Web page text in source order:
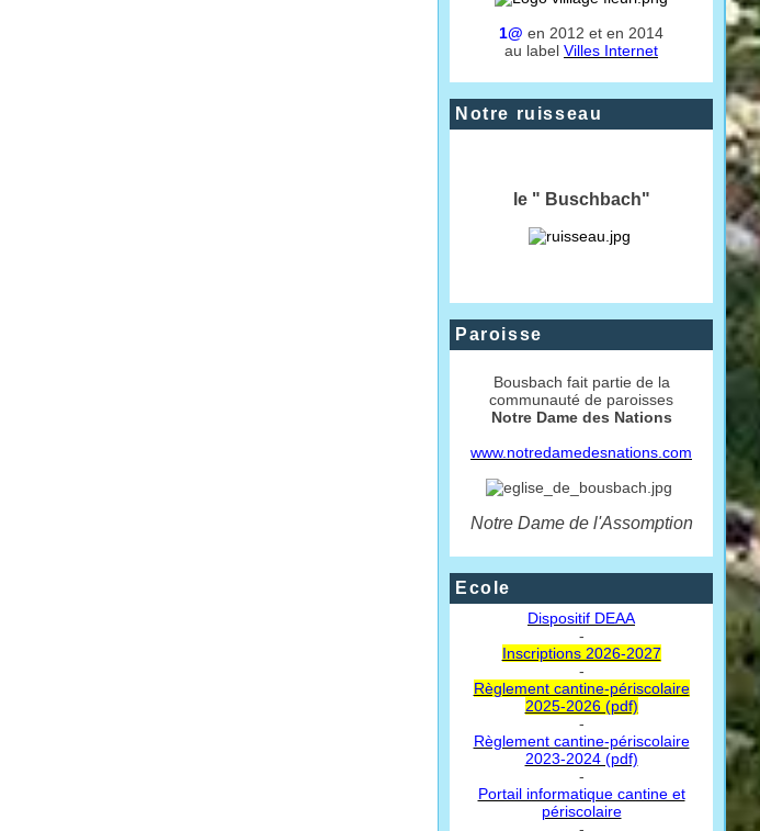
1@ en 2012 et en 2014
au label Villes Internet
Notre ruisseau
le " Buschbach"
Paroisse
Bousbach fait partie de la
communauté de paroisses
Notre Dame des Nations
www.notredamedesnations.com
Notre Dame de l'Assomption
Ecole
Dispositif DEAA
-
Inscriptions 2026-2027
-
Règlement cantine-périscolaire
2025-2026 (pdf)
-
Règlement cantine-périscolaire
2023-2024 (pdf)
-
Portail informatique cantine et
périscolaire